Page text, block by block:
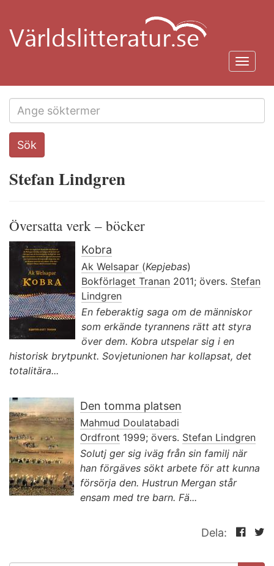
huvudinnehåll
Search
this
Sök
Stefan Lindgren
Översatta verk – böcker
Kobra
Ak Welsapar (Kepjebas)
Bokförlaget Tranan 2011; övers. Stefan
Lindgren
En feberaktig saga om de människor
som erkände tyrannens rätt att styra
över dem. Kobra utspelar sig i en
historisk brytpunkt. Sovjetunionen har kollapsat, det
totalitära...
Den tomma platsen
Mahmud Doulatabadi
Ordfront 1999; övers. Stefan Lindgren
Solutj ger sig iväg från sin familj när
han förgäves sökt arbete för att kunna
försörja den. Hustrun Mergan står
ensam med tre barn. Fä...
Dela: